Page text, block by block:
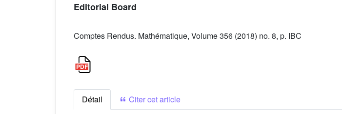
Editorial Board
Comptes Rendus. Mathématique, Volume 356 (2018) no. 8, p. IBC
Détail
Citer cet article